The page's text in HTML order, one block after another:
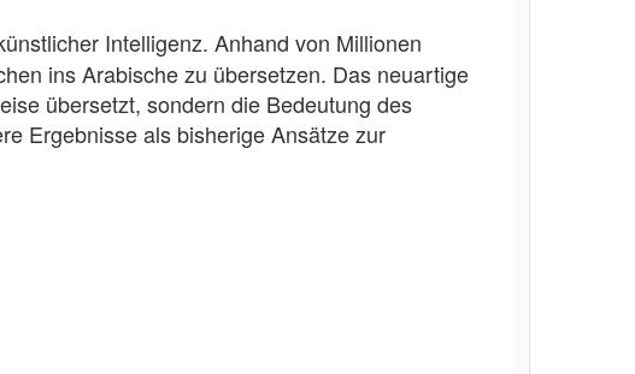
Intelligenz. Anhand von Millionen
ins Arabische zu übersetzen. Das neuartige
übersetzt, sondern die Bedeutung des
Ergebnisse als bisherige Ansätze zur